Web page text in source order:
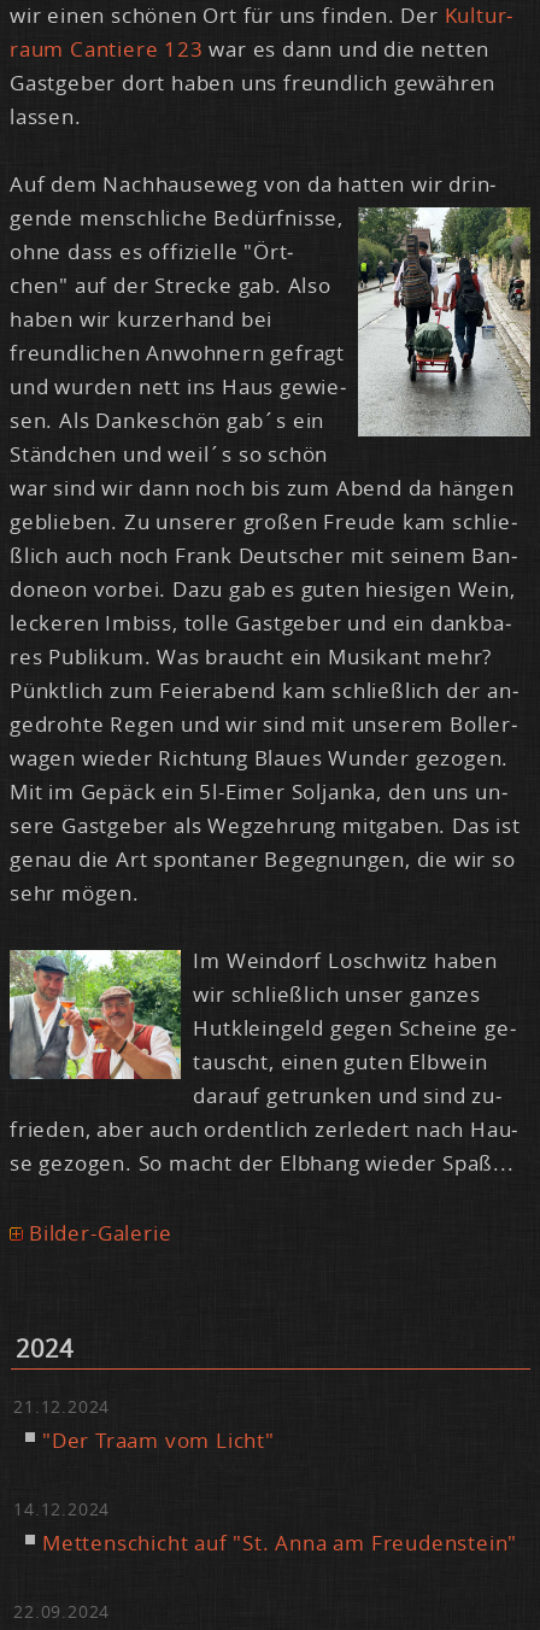
wir ei­nen schö­nen Ort für uns fin­den. Der Kul­tur­
raum Can­tie­re 123 war es dann und die net­ten
Gast­ge­ber dort ha­ben uns freund­lich ge­wäh­ren
las­sen.
Auf dem Nach­hau­se­weg von da hat­ten wir drin­
gen­de mensch­li­che Be­dürf­nis­se,
oh­ne dass es of­fi­zi­el­le "Ört­
chen" auf der Stre­cke gab. Al­so
ha­ben wir kur­zer­hand bei
freund­li­chen An­woh­nern ge­fragt
und wur­den nett ins Haus ge­wie­
sen. Als Dan­ke­schön gab´s ein
Ständ­chen und weil´s so schön
war sind wir dann noch bis zum Abend da hän­gen
ge­blie­ben. Zu un­se­rer gro­ßen Freu­de kam schlie­
ß­lich auch noch Frank Deut­scher mit sei­nem Ban­
do­ne­on vor­bei. Da­zu gab es gu­ten hie­si­gen Wein,
le­cke­ren Im­biss, tol­le Gast­ge­ber und ein dank­ba­
res Pu­bli­kum. Was braucht ein Mu­si­kant mehr?
Pünkt­lich zum Fei­er­abend kam schlie­ß­lich der an­
ge­droh­te Re­gen und wir sind mit un­se­rem Bol­ler­
wa­gen wie­der Rich­tung Blau­es Wun­der ge­zo­gen.
Mit im Ge­päck ein 5l-Ei­mer Sol­jan­ka, den uns un­
se­re Gast­ge­ber als Weg­zeh­rung mit­ga­ben. Das ist
ge­nau die Art spon­ta­ner Be­geg­nun­gen, die wir so
sehr mö­gen.
Im Wein­dorf Losch­witz ha­ben
wir schlie­ß­lich un­ser gan­zes
Hut­klein­geld ge­gen Schei­ne ge­
tauscht, ei­nen gu­ten Elb­wein
dar­auf ge­trun­ken und sind zu­
frie­den, aber auch or­dent­lich zer­le­dert nach Hau­
se ge­zo­gen. So macht der Elb­hang wie­der Spaß...
Bilder-Galerie
2024
21.12.2024
"Der Traam vom Licht"
14.12.2024
Met­ten­schicht auf "St. An­na am Freu­den­stein"
22.09.2024